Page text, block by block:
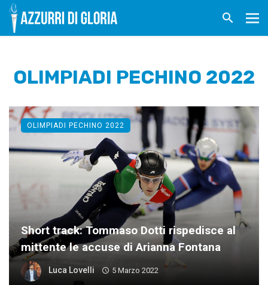
OLIMPIADI PECHINO 2022
Short track: Tommaso Dotti rispedisce al
mittente le accuse di Arianna Fontana
Luca Lovelli 5 Marzo 2022
OLIMPIADI PECHINO 2022